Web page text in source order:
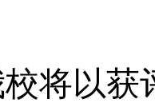
将以获